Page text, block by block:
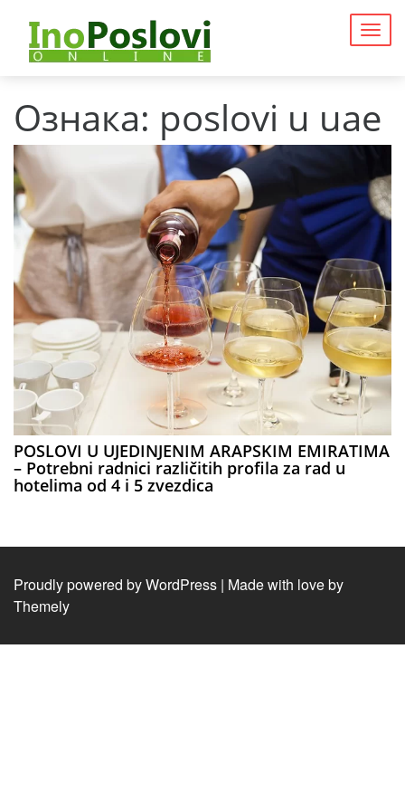
Ознака: poslovi u uae
POSLOVI U UJEDINJENIM ARAPSKIM EMIRATIMA
– Potrebni radnici različitih profila za rad u
hotelima od 4 i 5 zvezdica
Proudly powered by WordPress | Made with love by
Themely